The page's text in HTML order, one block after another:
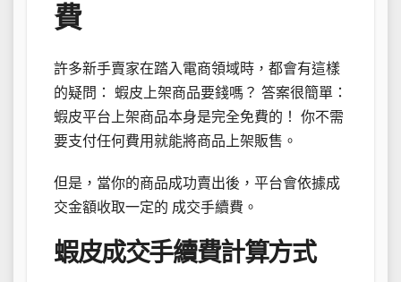
費
許多新手賣家在踏入電商領域時，都會有這樣
的疑問： 蝦皮上架商品要錢嗎？ 答案很簡單：
蝦皮平台上架商品本身是完全免費的！ 你不需
要支付任何費用就能將商品上架販售。
但是，當你的商品成功賣出後，平台會依據成
交金額收取一定的 成交手續費。
蝦皮成交手續費計算方式